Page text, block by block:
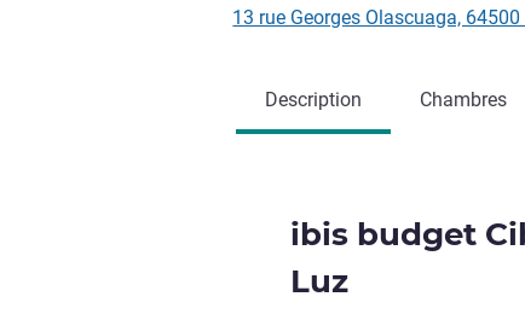
13 rue Georges Olascuaga, 64500
Description Chambres
ibis budget
Luz